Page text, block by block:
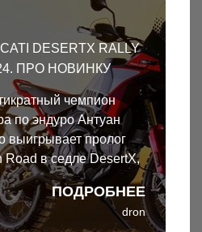
DESERTX RALLY
ПРО НОВИНКУ
ПОДРОБНЕЕ
чемпион
по эндуро Антуан
выигрывает пролог
Road в седле DesertX,
в резюме этого
победу в
раллийной
dron